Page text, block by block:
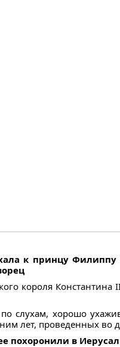
к принцу
короля
слухам, хорошо
лет, проведенных во
похоронили в